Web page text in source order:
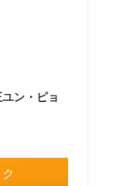
ン・ピョ